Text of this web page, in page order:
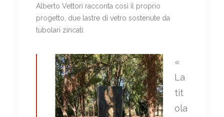
Alberto Vettori racconta così il proprio
progetto, due lastre di vetro sostenute da
tubolari zincati:
«
La
tit
ola